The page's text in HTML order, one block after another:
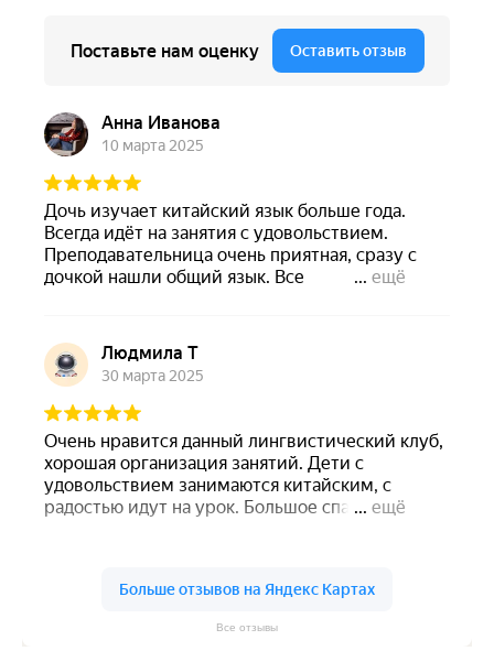
Абонемент на 10занятий*единовременно
Абонемент на 15
—скидка 15%
Все отзывы